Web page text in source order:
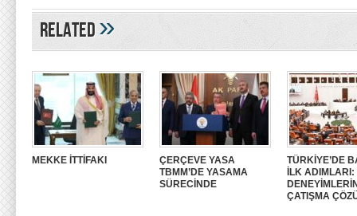
Related»
MEKKE İTTİFAKI
ÇERÇEVE YASA
TBMM’DE YASAMA
SÜRECİNDE
TÜRKİYE’DE
İLK
ÇATIŞMA